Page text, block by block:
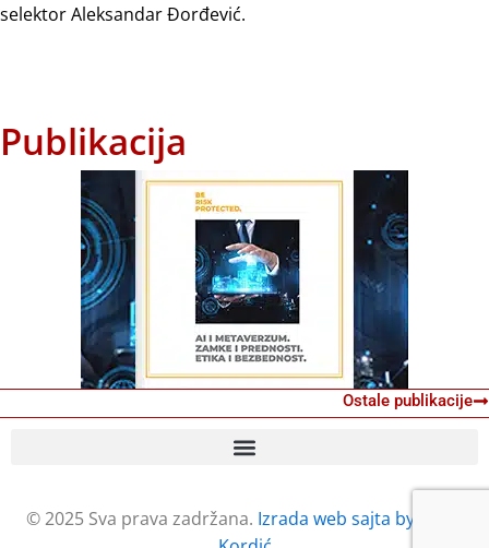
selektor Aleksandar Đorđević.
Publikacija
Ostale publikacije
© 2025 Sva prava zadržana. Izrada web sajta by Petar